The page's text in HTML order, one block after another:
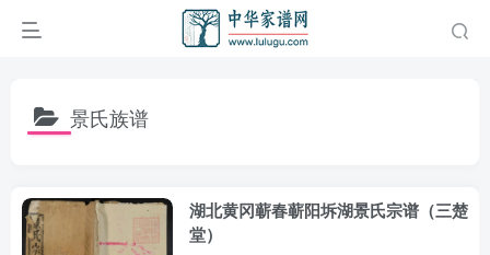
景氏族谱
湖北黄冈蕲春蕲阳坼湖景氏宗谱（三楚
堂）